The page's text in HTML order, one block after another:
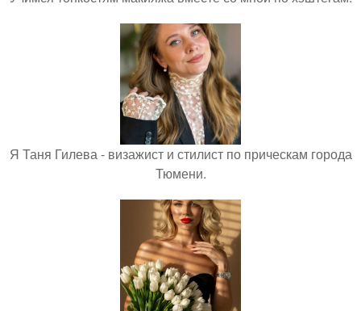
Я Таня Гилева - визажист и стилист по прическам города
Тюмени.